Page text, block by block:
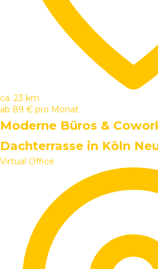
ca. 23 km
ab 89 € pro Monat
Moderne Büros &
Dachterrasse in Köln
Virtual Office